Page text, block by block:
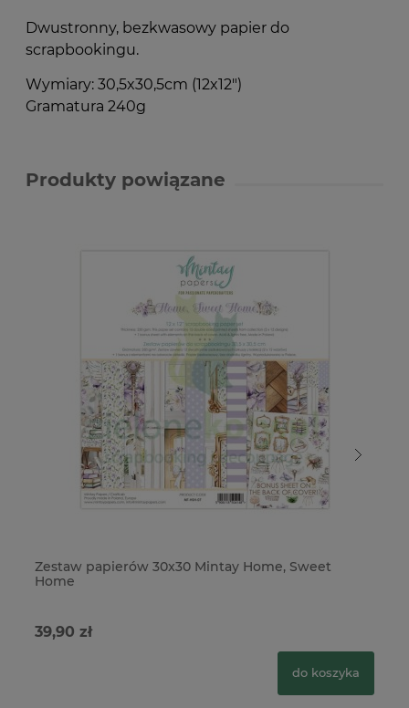
Dwustronny, bezkwasowy papier do
scrapbookingu.
Wymiary: 30,5x30,5cm (12x12")
Gramatura 240g
Produkty powiązane
Zestaw papierów 30x30 Mintay Home, Sweet
Home
39,90 zł
do koszyka